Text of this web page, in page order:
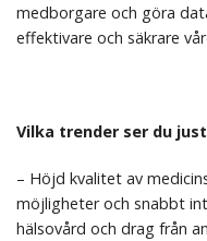
medborgare och göra
effektivare och säkrare
Vilka trender ser du
– Höjd kvalitet av
möjligheter och snabbt
hälsovård och drag från